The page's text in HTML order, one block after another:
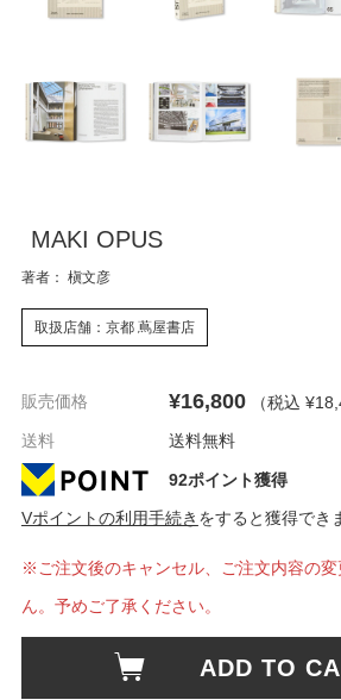
MAKI OPUS
著者： 槇文彦
取扱店舗：京都 蔦屋書店
販売価格 ¥16,800 （税込
送料
送料無料
92ポイント獲得
Vポイントの利用手続き をすると獲得でき
※ご注文後のキャンセル、ご注文内容の
ん。予めご了承ください。
ADD TO